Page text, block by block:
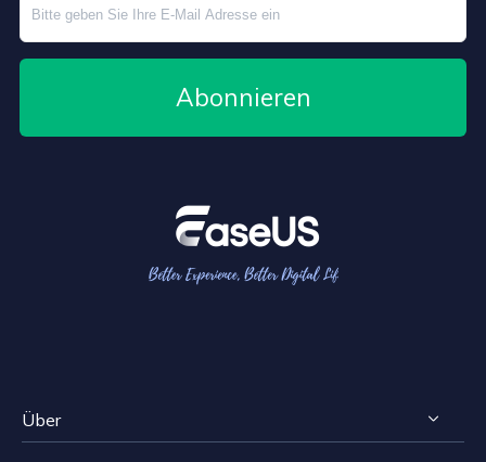
Abonnieren
Über